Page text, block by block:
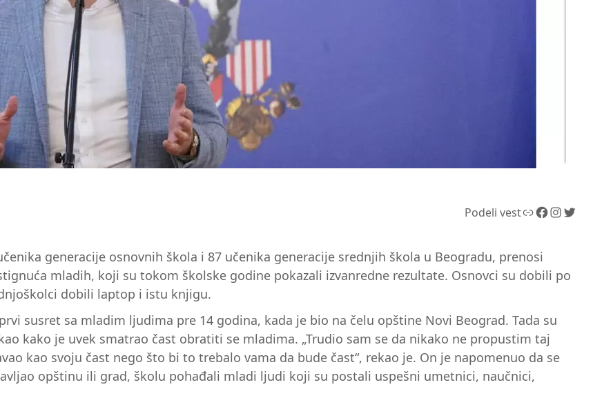
Podeli vestLink Facebook InstagramTwitter
generacije osnovnih škola i 87 učenika generacije srednjih škola u Beogradu, prenosi
mladih, koji su tokom školske godine pokazali izvanredne rezultate. Osnovci su dobili po
dobili laptop i istu knjigu.
susret sa mladim ljudima pre 14 godina, kada je bio na čelu opštine Novi Beograd. Tada su
kako je uvek smatrao čast obratiti se mladima. „Trudio sam se da nikako ne propustim taj
kao svoju čast nego što bi to trebalo vama da bude čast“, rekao je. On je napomenuo da se
opštinu ili grad, školu pohađali mladi ljudi koji su postali uspešni umetnici, naučnici,